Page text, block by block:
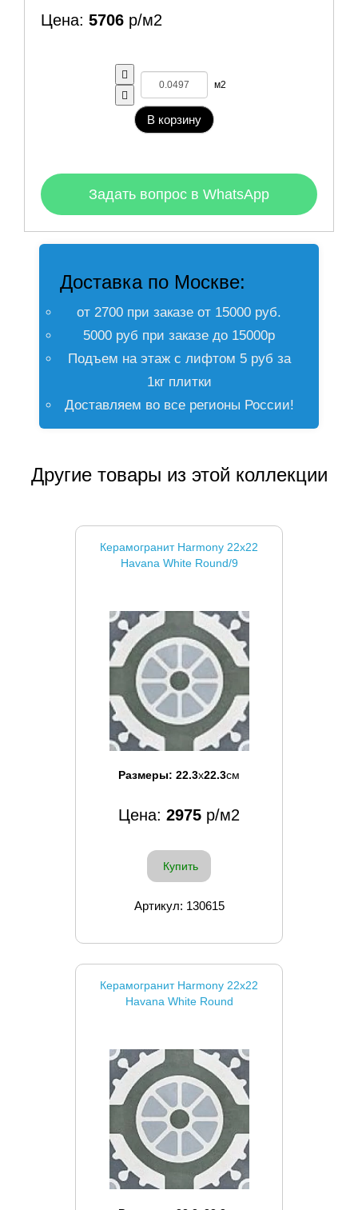
Цена: 5706 р/м2
м2
В корзину
Задать вопрос в WhatsApp
Доставка по Москве:
от 2700 при заказе от 15000 руб.
5000 руб при заказе до 15000р
Подъем на этаж с лифтом 5 руб за
1кг плитки
Доставляем во все регионы России!
Другие товары из этой коллекции
Керамогранит Harmony 22x22
Havana White Round/9
Размеры: 22.3x22.3см
Цена: 2975 р/м2
Купить
Артикул: 130615
Керамогранит Harmony 22x22
Havana White Round